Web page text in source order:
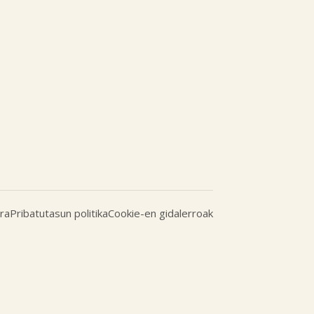
Pribatutasun politikaCookie-en gidalerroak